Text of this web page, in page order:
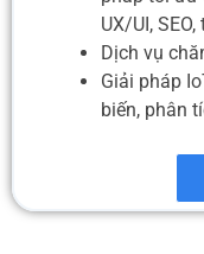
UX/UI,
Dịch vụ
Giải pháp
biến, phân